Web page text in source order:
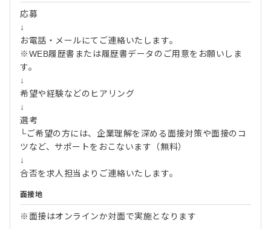
応募
↓
お電話・メールにてご連絡いたします。
※WEB履歴書または履歴書データのご用意をお願いしま
す。
↓
希望や経験などのヒアリング
↓
選考
└ご希望の方には、企業理解を深める面接対策や面接のコ
ツなど、サポートをおこないます（無料）
↓
合否を求人担当よりご連絡いたします。
面接地
※面接はオンラインか対面で実施となります